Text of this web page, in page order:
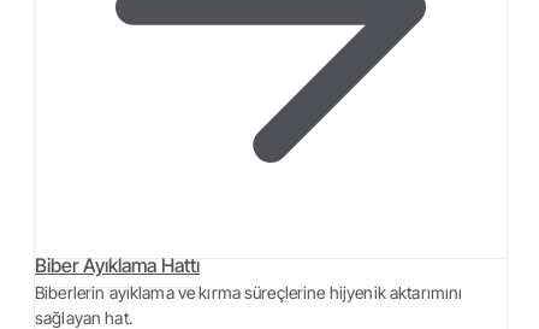
Biber Ayıklama Hattı
Biberlerin ayıklama ve kırma süreçlerine hijyenik aktarımını
sağlayan hat.